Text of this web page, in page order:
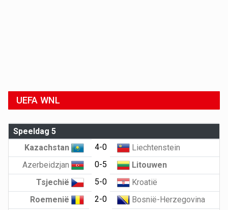
UEFA WNL
Speeldag 5
Kazachstan
4-0
Liechtenstein
Azerbeidzjan
0-5
Litouwen
Tsjechië
5-0
Kroatië
Roemenië
2-0
Bosnië-Herzegovina